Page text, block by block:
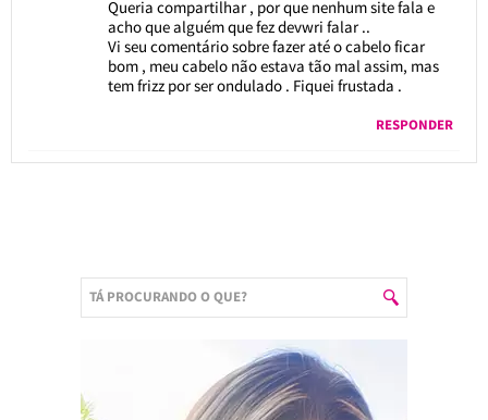
Queria compartilhar , por que nenhum site fala e
acho que alguém que fez devwri falar ..
Vi seu comentário sobre fazer até o cabelo ficar
bom , meu cabelo não estava tão mal assim, mas
tem frizz por ser ondulado . Fiquei frustada .
RESPONDER